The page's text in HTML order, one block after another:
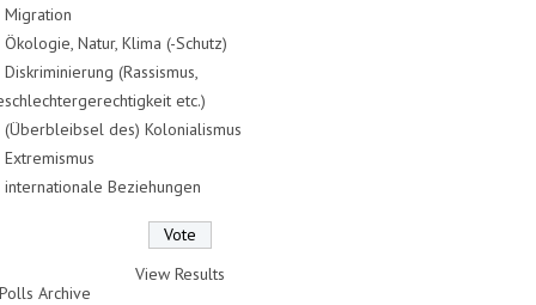
Migration
Ökologie, Natur, Klima (-Schutz)
Diskriminierung (Rassismus,
etc.)
(Überbleibsel des) Kolonialismus
Extremismus
internationale Beziehungen
View Results
Polls Archive